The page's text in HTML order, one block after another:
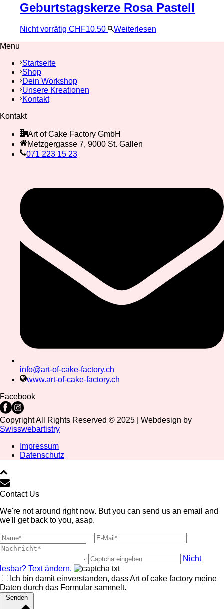
Geburtstagskerze Rosa Pastell
Nicht vorrätig CHF10.50
Weiterlesen
Menu
Startseite
Shop
Dein Workshop
Unsere Kreationen
Kontakt
Kontakt
Art of Cake Factory GmbH
Metzgergasse 7, 9000 St. Gallen
071 223 15 23
info@art-of-cake-factory.ch
www.art-of-cake-factory.ch
Facebook
Copyright All Rights Reserved © 2025 | Webdesign by
Swisswebartistry
Impressum
Datenschutz
Contact Us
We're not around right now. But you can send us an email and
we'll get back to you, asap.
Nicht
lesbar? Text ändern.
Ich bin damit einverstanden, dass Art of cake factory meine
Daten durch das Formular sammelt.
Senden